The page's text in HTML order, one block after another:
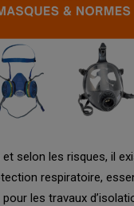
selon les risques, il
respiratoire,
les travaux